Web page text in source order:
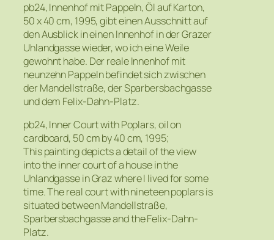
pb24, Innenhof mit Pappeln, Öl auf Karton,
50 x 40 cm, 1995, gibt einen Ausschnitt auf
den Ausblick in einen Innenhof in der Grazer
Uhlandgasse wieder, wo ich eine Weile
gewohnt habe. Der reale Innenhof mit
neunzehn Pappeln befindet sich zwischen
der Mandellstraße, der Sparbersbachgasse
und dem Felix-Dahn-Platz.
pb24, Inner Court with Poplars, oil on
cardboard, 50 cm by 40 cm, 1995;
This painting depicts a detail of the view
into the inner court of a house in the
Uhlandgasse in Graz where I lived for some
time. The real court with nineteen poplars is
situated between Mandellstraße,
Sparbersbachgasse and the Felix-Dahn-
Platz.